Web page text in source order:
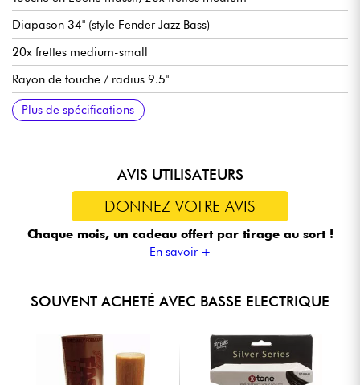
Diapason 34" (style Fender Jazz Bass)
20x frettes medium-small
Rayon de touche / radius 9.5"
Largeur manche 1e frette 46 mm
Micros Sire Custom Super-J Revolution Alnico
Sire Marcus Heritage-3 preamp, débrayable active/passive
(18v via 2x piles 9v)
Volume/Tone, Blender, Treble, Middle/Frequency, Bass (P/P for
Passive mode)
Chevalet Sire Marcus Miller Modern-S Bass
Mécaniques Sire Premium Light Weight Open Gear
Sillet en os
Finition corps brillant
Finition manche satin
Plus de spécifications
AVIS UTILISATEURS
DONNEZ VOTRE AVIS
Chaque mois, un cadeau offert par tirage au sort !
En savoir +
SOUVENT ACHETÉ AVEC BASSE ELECTRIQUE